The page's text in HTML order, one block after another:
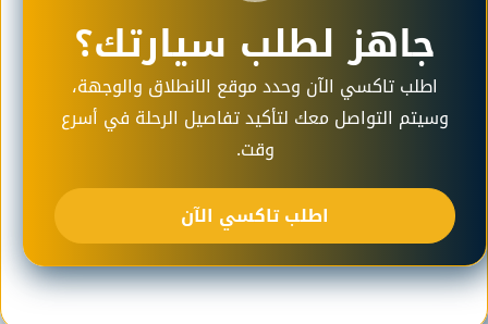
جاهز لطلب سيارتك؟
اطلب تاكسي الآن وحدد موقع الانطلاق والوجهة،
وسيتم التواصل معك لتأكيد تفاصيل الرحلة في أسرع
وقت.
اطلب تاكسي الآن